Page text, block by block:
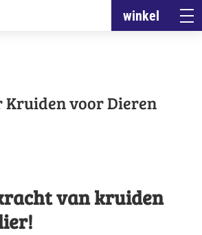
winkel
Kruiden voor Dieren
van kruiden